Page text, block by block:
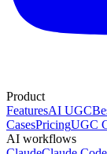
Product
FeaturesAI UGC
CasesPricingUGC
AI workflows